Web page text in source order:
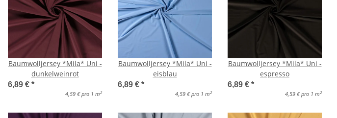
Baumwolljersey *Mila* Uni -
dunkelweinrot
6,89 € *
4,59 € pro 1 m2
Baumwolljersey *Mila* Uni -
eisblau
6,89 € *
4,59 € pro 1 m2
Baumwolljersey *Mila* Uni -
espresso
6,89 € *
4,59 € pro 1 m2